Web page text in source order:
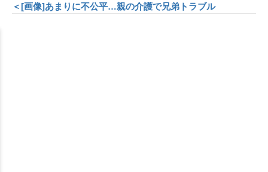
＜[画像]あまりに不公平…親の介護で兄弟トラブル